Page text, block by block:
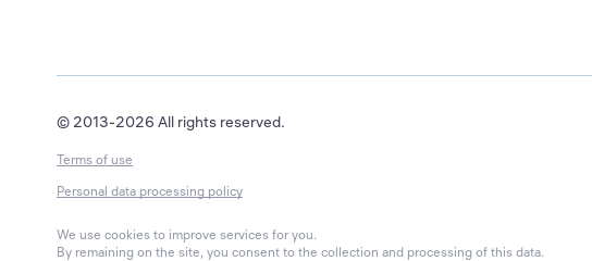
© 2013-2026 All rights reserved.
Terms of use
Personal data processing policy
We use cookies to improve services for you.
By remaining on the site, you consent to the collection and processing of this data.